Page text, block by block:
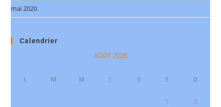
mai 2020
Calendrier
AOÛT 2026
L M M J V S D
1 2